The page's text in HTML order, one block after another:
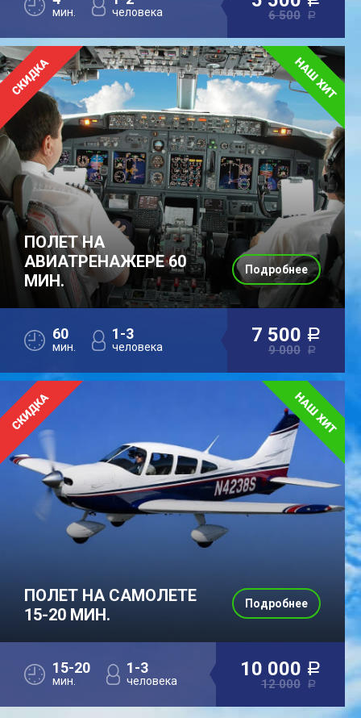
мин. человека 6 500 a
ПОЛЕТ НА
АВИАТРЕНАЖЕРЕ 60
МИН.
60
мин.
1-3
человека
7 500 a
9 000 a
Подробнее
ПОЛЕТ НА САМОЛЕТЕ
15-20 МИН.
15-20
мин.
1-3
человека
10 000 a
12 000 a
Подробнее